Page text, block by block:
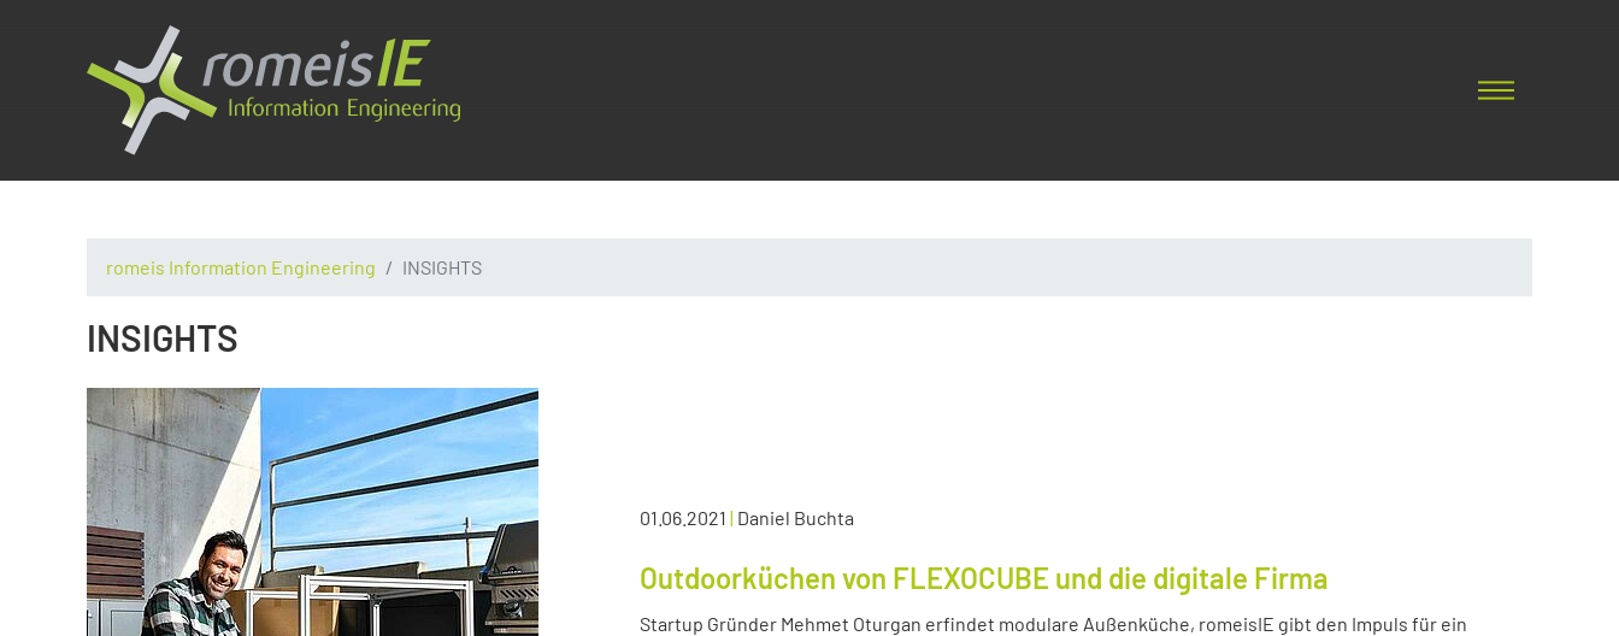
romeis Information Engineering INSIGHTS
INSIGHTS
01.06.2021 | Daniel Buchta
Outdoorküchen von FLEXOCUBE und die digitale Firma
Startup Gründer Mehmet Oturgan erfindet modulare Außenküche, romeisIE gibt den Impuls für ein